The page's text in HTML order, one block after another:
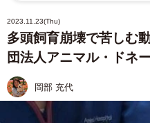
2023.11.23(Thu)
多頭飼育崩壊で苦しむ
団法人アニマル・ドネ
岡部 充代